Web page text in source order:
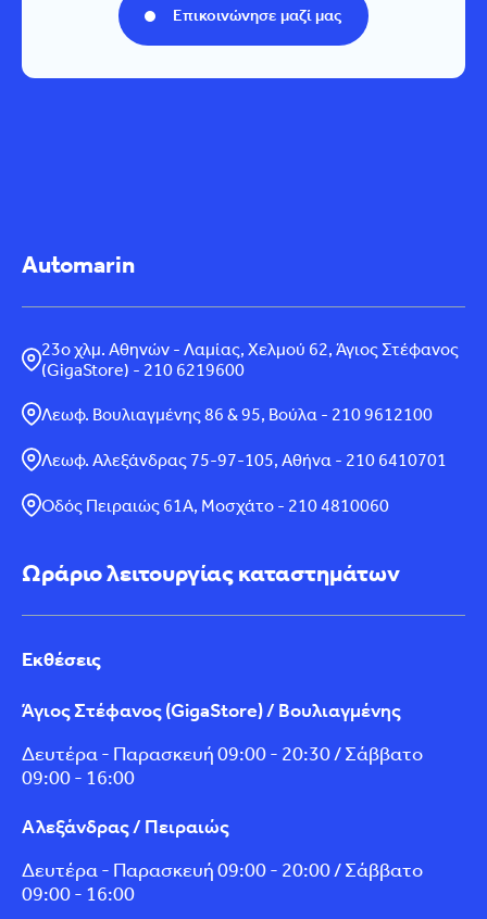
Επικοινώνησε μαζί μας
Automarin
23ο χλμ. Αθηνών - Λαμίας, Χελμού 62, Άγιος Στέφανος
(GigaStore) - 210 6219600
Λεωφ. Βουλιαγμένης 86 & 95, Βούλα - 210 9612100
Λεωφ. Αλεξάνδρας 75-97-105, Αθήνα - 210 6410701
Οδός Πειραιώς 61Α, Μοσχάτο - 210 4810060
Ωράριο λειτουργίας καταστημάτων
Εκθέσεις
Άγιος Στέφανος (GigaStore) / Βουλιαγμένης
Δευτέρα - Παρασκευή 09:00 - 20:30 / Σάββατο
09:00 - 16:00
Αλεξάνδρας / Πειραιώς
Δευτέρα - Παρασκευή 09:00 - 20:00 / Σάββατο
09:00 - 16:00